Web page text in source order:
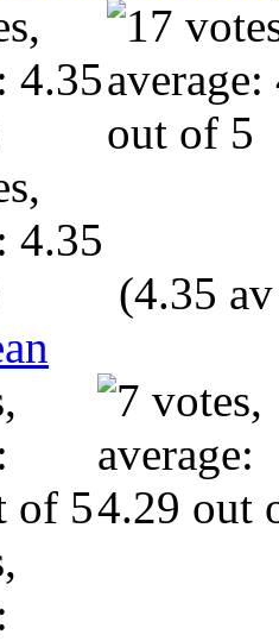
(4.35